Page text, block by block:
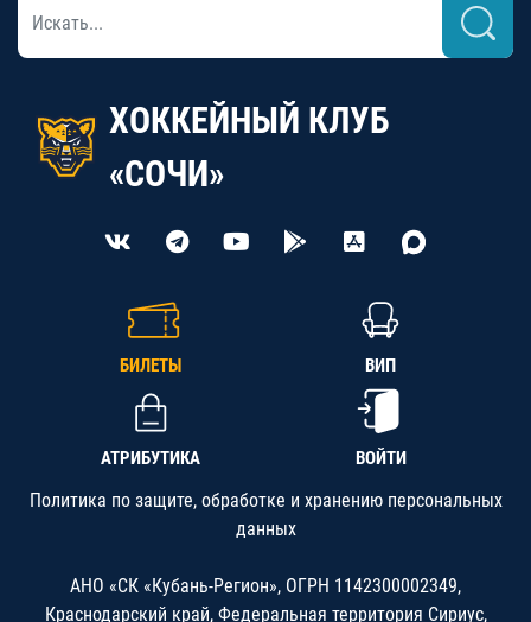
ХОККЕЙНЫЙ КЛУБ
«СОЧИ»
БИЛЕТЫ ВИП
АТРИБУТИКА ВОЙТИ
Политика по защите, обработке и хранению персональных
данных
АНО «СК «Кубань-Регион», ОГРН 1142300002349,
Краснодарский край, Федеральная территория Сириус,